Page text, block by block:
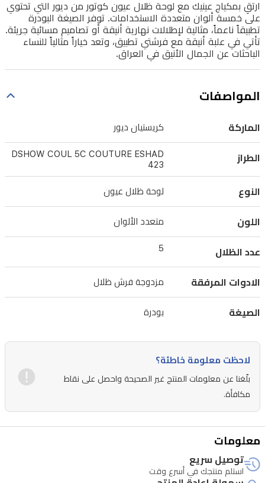
البودرة
تطبيقاً
ناعماً،
مثالية
نهارية
أنيقة
أو
تصاميم
مسائية
جريئة.
في
أنيقة
مع
فرشتي
تطبيق،
خياراً
مثالياً
للنساء
الباحثات
عن
الجمال
الأنيق
في
ارتقِ بمكياج عينيك مع لوحة ظلال عيون كوتور من ديور التي تحتوي
على خمسة ألوان متعددة الاستخدامات. توفر الصيغة البودرة
تطبيقاً ناعماً، مثالية لإطلالات نهارية أنيقة أو تصاميم مسائية جريئة.
تأتي في علبة أنيقة مع فرشتي تطبيق، وتعد خياراً مثالياً للنساء
الباحثات عن الجمال الأنيق في العراق.
المواصفات
الماركة كريستيان ديور
الطراز
DSHOW COUL 5C COUTURE ESHAD
423
النوع لوحة ظلال عيون
اللون متعدد الألوان
عدد الظلال 5
الادوات المرفقة مزدوجة فرش ظلال
الصيغة بودرة
لاحظت معلومة خاطئة؟
بلّغنا عن معلومات المنتج غير الصحيحة واحصل على نقاط
مكافأة.
معلومات
توصيل سريع
استلم منتجك في أسرع وقت